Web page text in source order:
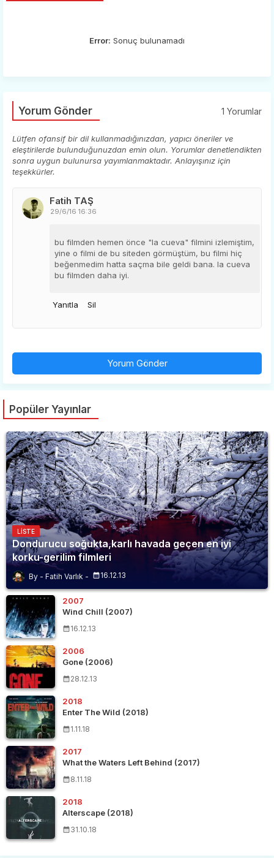
Error: Sonuç bulunamadı
Yorum Gönder 1 Yorumlar
Lütfen ofansif bir dil kullanmadığınızdan, yapıcı öneriler ve
eleştirilerde bulunduğunuzdan emin olun. Yorumlar denetlendikten
sonra uygun bulunursa yayımlanmaktadır. Anlayışınız için
teşekkürler.
Fatih TAŞ
29/6/16 16:36
bu filmden hemen önce "la cueva" filmini izlemiştim,
yine o filmi de bu siteden görmüştüm, bu filmi hiç
beğenmedim hatta saçma bile geldi bana. la cueva
bu filmden daha iyi.
Yanıtla Sil
Yorum Gönder
Popüler Yayınlar
LISTE
Dondurucu soğukta,karlı havada geçen en iyi
korku-gerilim filmleri
Fatih Varlık 16.12.13
2007
Wind Chill (2007)
16.12.13
2006
Gone (2006)
28.12.13
2018
Enter The Wild (2018)
1.11.18
2017
What the Waters Left Behind (2017)
8.11.18
2018
Alterscape (2018)
31.10.18